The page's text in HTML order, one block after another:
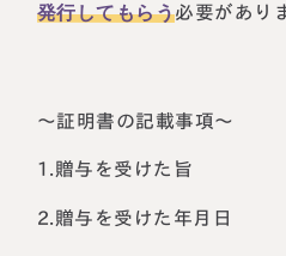
発行してもらう必要があり
～証明書の記載事項～
1.贈与を受けた旨
2.贈与を受けた年月日